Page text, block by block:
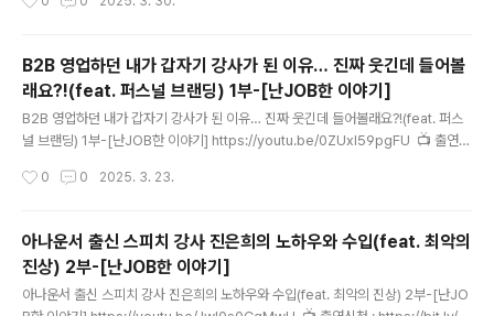
━━━━━━━━..
사람을 좋아하는 헤드헌터 책 : https://bit.ly/book-NJ💵 후원계좌 : 하나은행 33
━━━━━👆구독과 👍좋아요 🔔알림설정 🙏부탁드립니다.━━━━━━━━
━━━━━━━━━━━━━━━━━헤드헌터 윤재홍의 난JOB한 이야기-
세상의 모든 직업━━━━━━━━━━━━━━━━━━━━━━━━
━?..
B2B 영업하던 내가 갑자기 강사가 된 이유… 진짜 웃긴데 들어볼
래요?!(feat. 퍼스널 브랜딩) 1부-[난JOB한 이야기]
B2B 영업하던 내가 갑자기 강사가 된 이유… 진짜 웃긴데 들어볼래요?!(feat. 퍼스
널 브랜딩) 1부-[난JOB한 이야기] https://youtu.be/0ZUxl59pgFU 📺 출연신
: https://bit.ly/nj-member📚 사람을 좋아하는 헤드헌터 책 : https://bit.ly/boo
━━━━━━━━━━━━━━━━━👆구독과 👍좋아요 🔔알림설정 🙏부
탁드립니다.━━━━━━━━━━━━━━━━━━━━━━━━━헤드
헌터 윤재홍의 난JOB한 이야기-세상의 모든 직업━━━━━..
0 0 2025. 3. 23.
아나운서 출신 스피치 강사 진은희의 노하우와 수입(feat. 최악의
진상) 2부-[난JOB한 이야기]
아나운서 출신 스피치 강사 진은희의 노하우와 수입(feat. 최악의 진상) 2부-[난JO